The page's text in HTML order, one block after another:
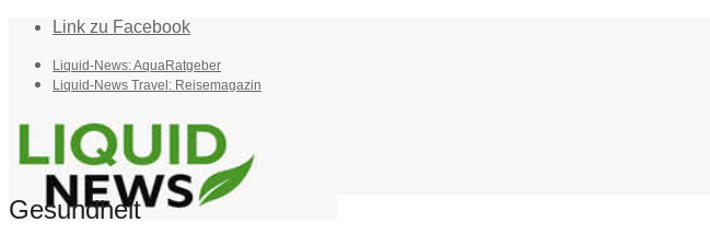
Link zu Facebook
Liquid-News: AquaRatgeber
Liquid-News Travel: Reisemagazin
Gesundheit